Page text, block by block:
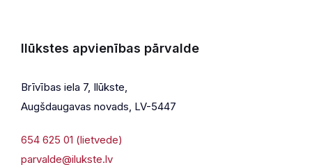
Ilūkstes apvienības pārvalde
Brīvības iela 7, Ilūkste,
Augšdaugavas novads, LV-5447
654 625 01 (lietvede)
parvalde@ilukste.lv